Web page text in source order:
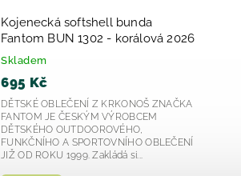
Kojenecká softshell bunda
Fantom BUN 1302 - korálová 2026
Skladem
695 Kč
DĚTSKÉ OBLEČENÍ Z KRKONOŠ ZNAČKA
FANTOM JE ČESKÝM VÝROBCEM
DĚTSKÉHO OUTDOOROVÉHO,
FUNKČNÍHO A SPORTOVNÍHO OBLEČENÍ
JIŽ OD ROKU 1999. Zakládá si...